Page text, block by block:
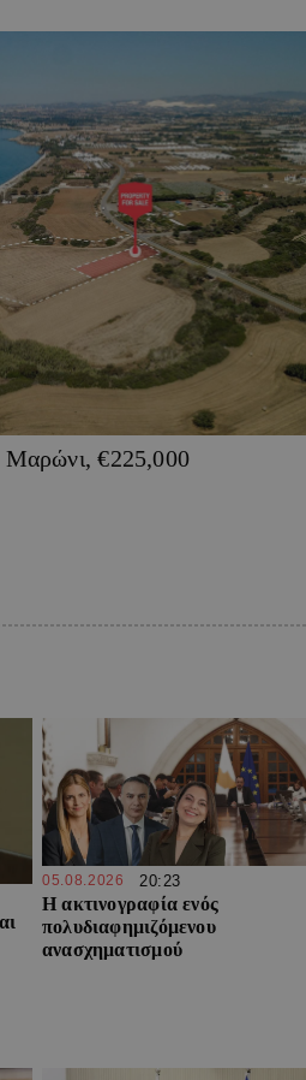
Μαρώνι, €225,000
05.08.2026 20:23
Η ακτινογραφία ενός
πολυδιαφημιζόμενου
ανασχηματισμού